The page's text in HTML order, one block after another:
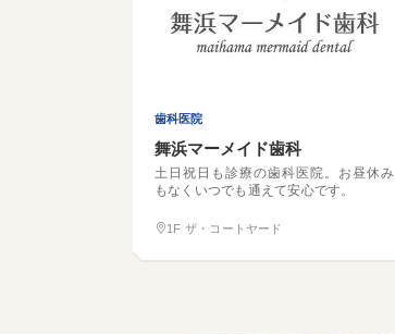
歯科医院
舞浜マーメイド歯科
土日祝日も診療の歯科医院。お昼休み
もなくいつでも通えて安心です。
1F ザ・コートヤード